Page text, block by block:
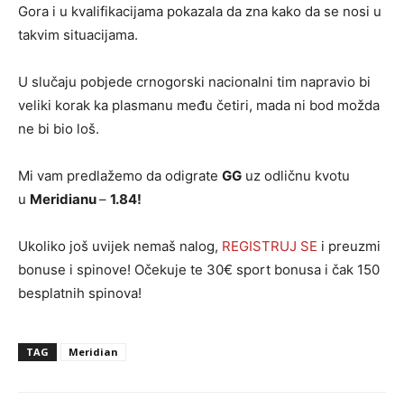
Gora i u kvalifikacijama pokazala da zna kako da se nosi u
takvim situacijama.
U slučaju pobjede crnogorski nacionalni tim napravio bi
veliki korak ka plasmanu među četiri, mada ni bod možda
ne bi bio loš.
Mi vam predlažemo da odigrate GG uz odličnu kvotu
u Meridianu– 1.84!
Ukoliko još uvijek nemaš nalog, REGISTRUJ SE i preuzmi
bonuse i spinove! Očekuje te 30€ sport bonusa i čak 150
besplatnih spinova!
TAG Meridian